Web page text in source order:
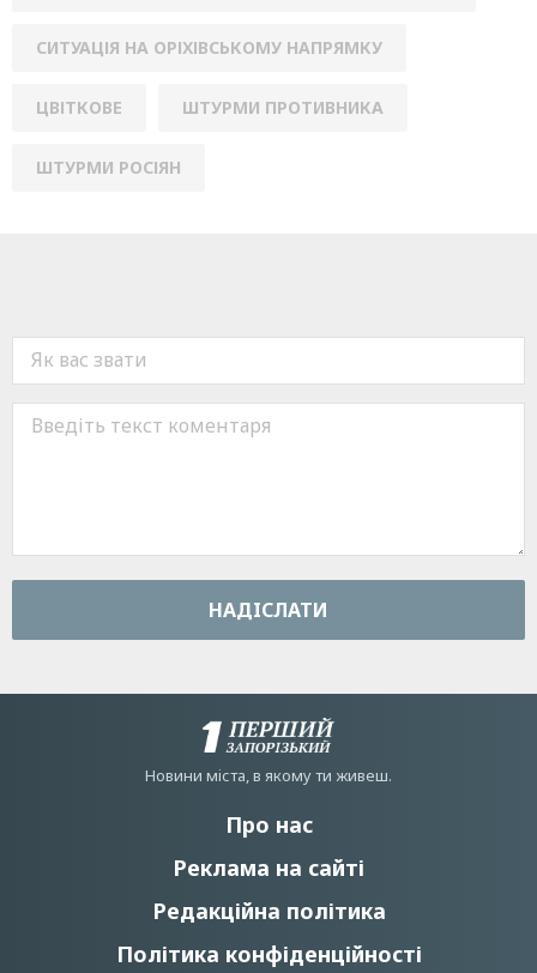
СИТУАЦІЯ НА ОРІХІВСЬКОМУ НАПРЯМКУ
ЦВІТКОВЕ ШТУРМИ ПРОТИВНИКА
ШТУРМИ РОСІЯН
НАДIСЛАТИ
Новини мiста, в якому ти живеш.
Про нас
Реклама на сайті
Редакційна політика
Політика конфіденційності